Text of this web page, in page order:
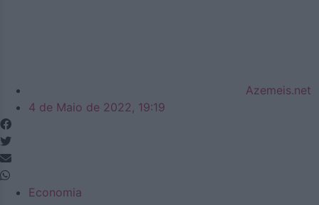
Azemeis.net
4 de Maio de 2022, 19:19
Economia